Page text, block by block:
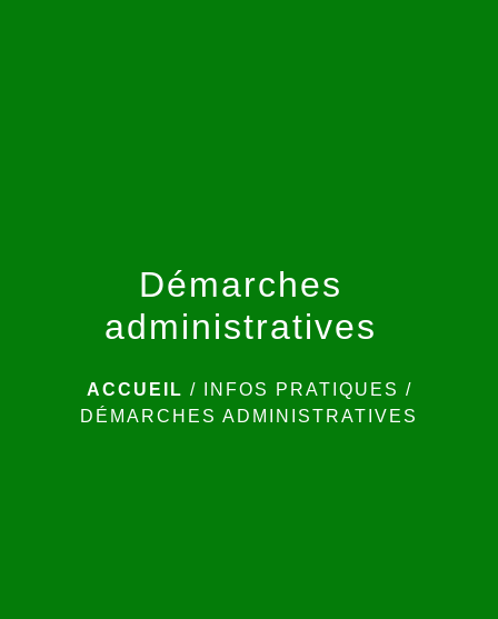
Démarches
administratives
ACCUEIL / INFOS PRATIQUES /
DÉMARCHES ADMINISTRATIVES